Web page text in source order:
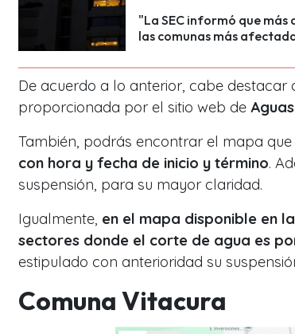
"La SEC informó que más
las comunas más
De acuerdo a lo anterior, cabe destacar
proporcionada por el sitio web de
También, podrás encontrar el mapa que
con hora y fecha de inicio y término.
suspensión, para su mayor claridad.
Igualmente, en el mapa disponible en la
sectores donde el corte de agua es
estipulado con anterioridad su
Comuna Vitacura